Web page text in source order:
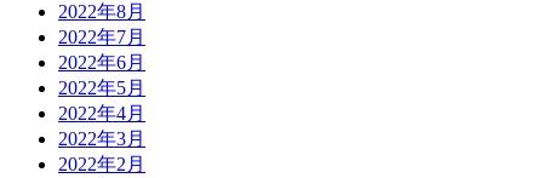
2022年8月
2022年7月
2022年6月
2022年5月
2022年4月
2022年3月
2022年2月